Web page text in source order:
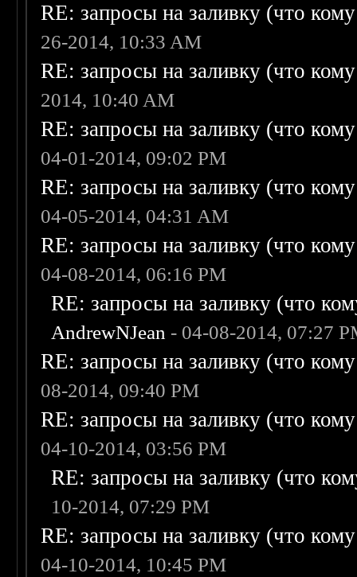
RE: запросы на заливку (что
26-2014, 10:33 AM
RE: запросы на заливку (что
2014, 10:40 AM
RE: запросы на заливку (что
04-01-2014, 09:02 PM
RE: запросы на заливку (что
04-05-2014, 04:31 AM
RE: запросы на заливку (что
04-08-2014, 06:16 PM
RE: запросы на заливку (что
AndrewNJean - 04-08-2014, 07:27
RE: запросы на заливку (что
08-2014, 09:40 PM
RE: запросы на заливку (что
04-10-2014, 03:56 PM
RE: запросы на заливку (что
10-2014, 07:29 PM
RE: запросы на заливку (что
04-10-2014, 10:45 PM